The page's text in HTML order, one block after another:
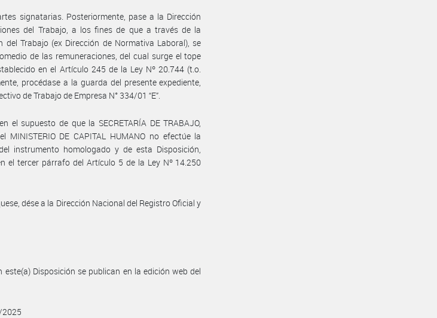
signatarias. Posteriormente, pase a la Dirección
del Trabajo, a los fines de que a través de la
del Trabajo (ex Dirección de Normativa Laboral), se
de las remuneraciones, del cual surge el tope
en el Artículo 245 de la Ley Nº 20.744 (t.o.
procédase a la guarda del presente expediente,
de Trabajo de Empresa N° 334/01 “E”.
el supuesto de que la SECRETARÍA DE TRABAJO,
MINISTERIO DE CAPITAL HUMANO no efectúe la
instrumento homologado y de esta Disposición,
el tercer párrafo del Artículo 5 de la Ley Nº 14.250
dése a la Dirección Nacional del Registro Oficial y
Disposición se publican en la edición web del